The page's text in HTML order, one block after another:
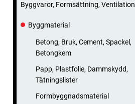
Byggvaror, Formsättning, Ventilation
Byggmaterial
Betong, Bruk, Cement, Spackel,
Betongkem
Papp, Plastfolie, Dammskydd,
Tätningslister
Formbyggnadsmaterial